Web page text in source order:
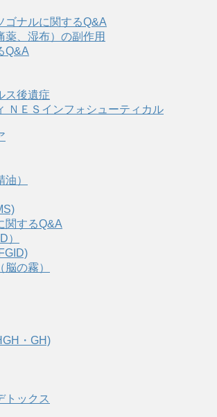
ゴナルに関するQ&A
薬、湿布）の副作用
Q&A
ス後遺症
ＮＥＳインフォシューティカル
）
関するQ&A
）
の霧）
・GH)
トックス